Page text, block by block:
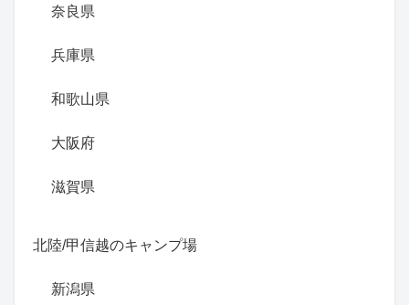
奈良県
兵庫県
和歌山県
大阪府
滋賀県
北陸/甲信越のキャンプ場
新潟県